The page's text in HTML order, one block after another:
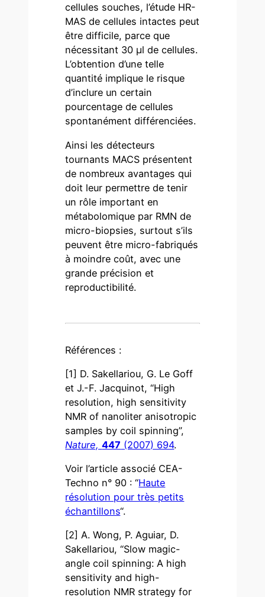
cellules souches, l’étude HR-
MAS de cellules intactes peut
être difficile, parce que
nécessitant 30 µl de cellules.
L’obtention d’une telle
quantité implique le risque
d’inclure un certain
pourcentage de cellules
spontanément différenciées.
Ainsi les détecteurs
tournants MACS présentent
de nombreux avantages qui
doit leur permettre de tenir
un rôle important en
métabolomique par RMN de
micro-biopsies, surtout s’ils
peuvent être micro-fabriqués
à moindre coût, avec une
grande précision et
reproductibilité.
Références :
[1] D. Sakellariou, G. Le Goff
et J.-F. Jacquinot, “High
resolution, high sensitivity
NMR of nanoliter anisotropic
samples by coil spinning”,
Nature,447 (2007) 694.
Voir l’article associé CEA-
Techno n° 90 : “Haute
résolution pour très petits
échantillons“.
[2] A. Wong, P. Aguiar, D.
Sakellariou, “Slow magic-
angle coil spinning: A high
sensitivity and high-
resolution NMR strategy for